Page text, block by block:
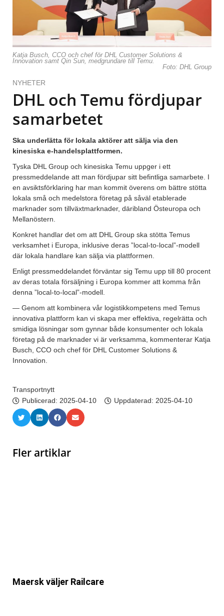
Katja Busch, CCO och chef för DHL Customer Solutions &
Innovation samt Qin Sun, medgrundare till Temu.
Foto: DHL Group
NYHETER
DHL och Temu fördjupar
samarbetet
Ska underlätta för lokala aktörer att sälja via den
kinesiska e-handelsplattformen.
Tyska DHL Group och kinesiska Temu uppger i ett
pressmeddelande att man fördjupar sitt befintliga samarbete. I
en avsiktsförklaring har man kommit överens om bättre stötta
lokala små och medelstora företag på såväl etablerade
marknader som tillväxtmarknader, däribland Östeuropa och
Mellanöstern.
Konkret handlar det om att DHL Group ska stötta Temus
verksamhet i Europa, inklusive deras ”local-to-local”-modell
där lokala handlare kan sälja via plattformen.
Enligt pressmeddelandet förväntar sig Temu upp till 80 procent
av deras totala försäljning i Europa kommer att komma från
denna ”local-to-local”-modell.
— Genom att kombinera vår logistikkompetens med Temus
innovativa plattform kan vi skapa mer effektiva, regelrätta och
smidiga lösningar som gynnar både konsumenter och lokala
företag på de marknader vi är verksamma, kommenterar Katja
Busch, CCO och chef för DHL Customer Solutions &
Innovation.
Transportnytt
Publicerad: 2025-04-10 Uppdaterad: 2025-04-10
Fler artiklar
Maersk väljer Railcare